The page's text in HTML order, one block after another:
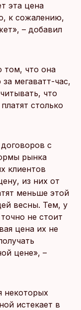
эта цена
к сожалению,
– добавил
том, что она
мегаватт-час,
что
столько
с
рынка
клиентов
из них от
меньше этой
весны. Тем, у
не стоит
цена их не
цене», –
некоторых
истекает в